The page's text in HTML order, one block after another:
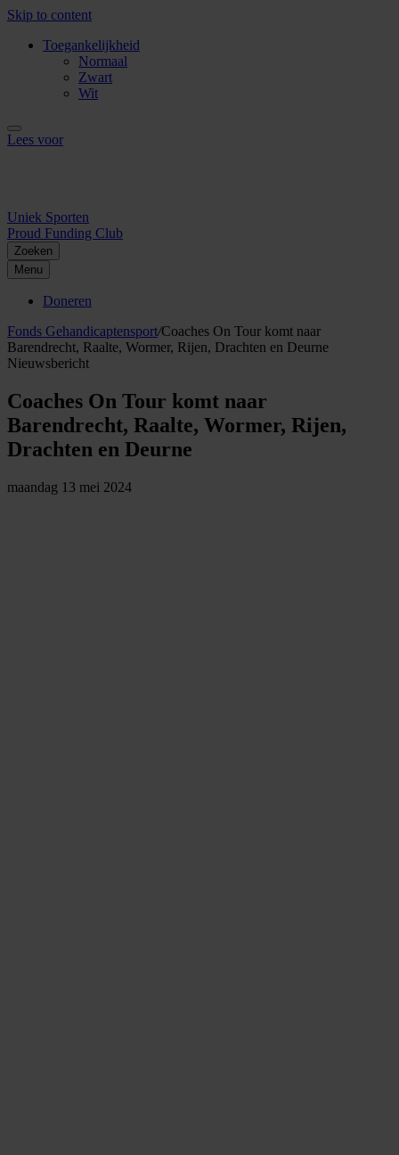
Skip to content
Toegankelijkheid
Normaal
Zwart
Wit
Lees voor
Uniek Sporten
Proud Funding Club
Zoeken
Menu
Doneren
Fonds Gehandicaptensport/Coaches On Tour komt naar
Barendrecht, Raalte, Wormer, Rijen, Drachten en Deurne
Nieuwsbericht
Coaches On Tour komt naar
Barendrecht, Raalte, Wormer, Rijen,
Drachten en Deurne
maandag 13 mei 2024